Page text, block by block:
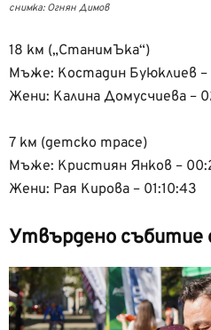
снимка: Огнян Димов
18 км („СтанимЪка“)
Мъже: Костадин Буюклиев –
Жени: Калина Домусчиева –
7 км (детско трасе)
Мъже: Кристиян Янков –
Жени: Рая Кирова – 01:10:43
Утвърдено събитие